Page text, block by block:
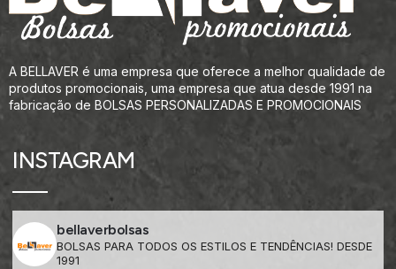
A BELLAVER é uma empresa que oferece a melhor qualidade de
produtos promocionais, uma empresa que atua desde 1991 na
fabricação de BOLSAS PERSONALIZADAS E PROMOCIONAIS
INSTAGRAM
bellaverbolsas
BOLSAS PARA TODOS OS ESTILOS E TENDÊNCIAS! DESDE
1991